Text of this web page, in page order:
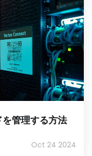
を管理する方法
Oct 24 2024